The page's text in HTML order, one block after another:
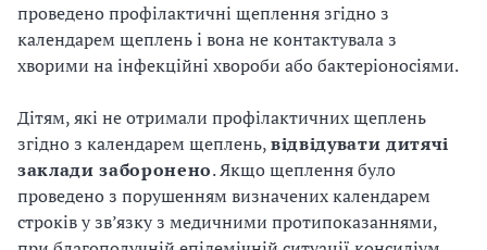
проведено профілактичні щеплення згідно з
календарем щеплень і вона не контактувала з
хворими на інфекційні хвороби або бактеріоносіями.
Дітям, які не отримали профілактичних щеплень
згідно з календарем щеплень,відвідувати дитячі
заклади заборонено. Якщо щеплення було
проведено з порушенням визначених календарем
строків у зв’язку з медичними протипоказаннями,